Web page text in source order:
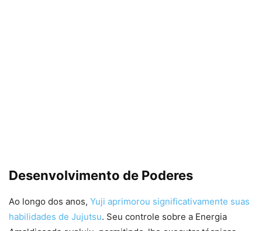
Desenvolvimento de Poderes
Ao longo dos anos, Yuji aprimorou significativamente suas
habilidades de Jujutsu. Seu controle sobre a Energia